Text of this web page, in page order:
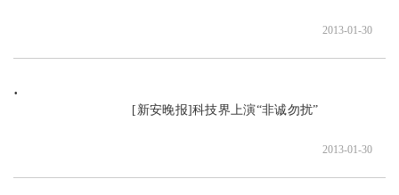
2013-01-30
2013-01-30